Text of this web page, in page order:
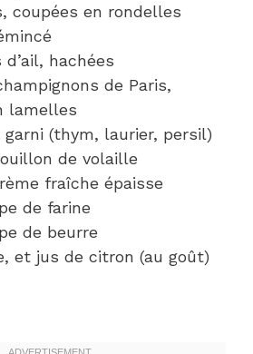
coupées en rondelles
hachées
de Paris,
lamelles
garni (thym, laurier, persil)
de volaille
fraîche épaisse
de farine
de beurre
et jus de citron (au goût)